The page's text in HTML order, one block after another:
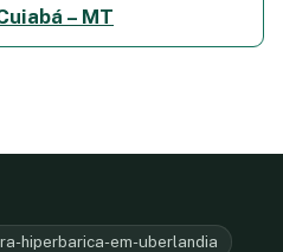
– MT
hiperbarica-em-uberlandia